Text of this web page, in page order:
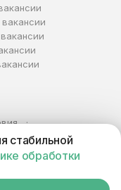
· ОГРНИП
стабильной
обработки